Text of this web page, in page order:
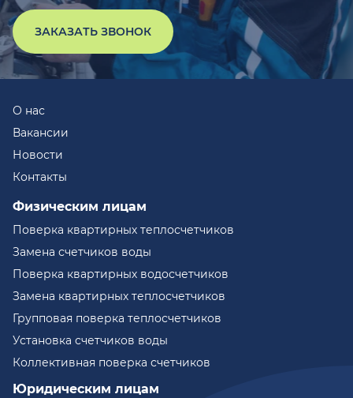
ЗАКАЗАТЬ ЗВОНОК
О нас
Вакансии
Новости
Контакты
Физическим лицам
Поверка квартирных теплосчетчиков
Замена счетчиков воды
Поверка квартирных водосчетчиков
Замена квартирных теплосчетчиков
Групповая поверка теплосчетчиков
Установка счетчиков воды
Коллективная поверка счетчиков
Юридическим лицам